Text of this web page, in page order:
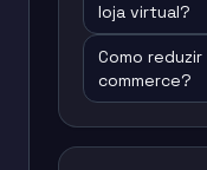
loja virtual?
Como
commerce?